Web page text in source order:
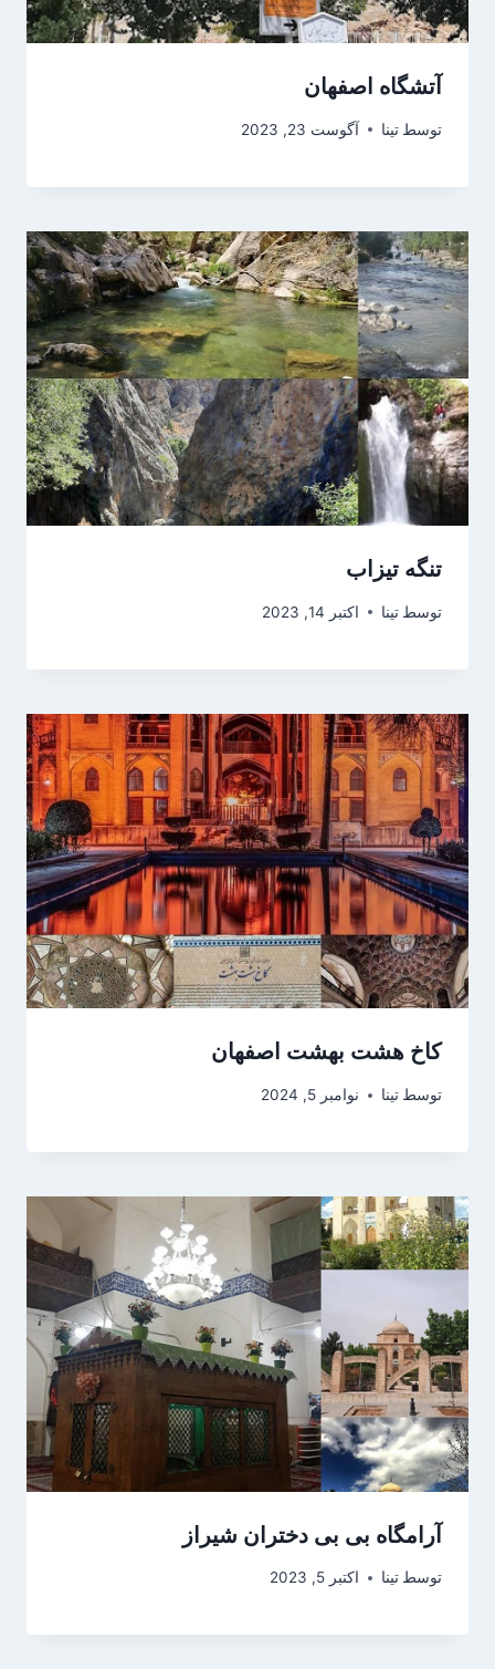
آتشگاه اصفهان
توسط تینا آگوست 23, 2023
تنگه تیزاب
توسط تینا اکتبر 14, 2023
کاخ هشت بهشت اصفهان
توسط تینا نوامبر 5, 2024
آرامگاه بی بی دختران شیراز
توسط تینا اکتبر 5, 2023